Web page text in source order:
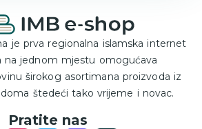
je prva regionalna islamska internet
na jednom mjestu omogućava
širokog asortimana proizvoda iz
štedeći tako vrijeme i novac.
Pratite nas